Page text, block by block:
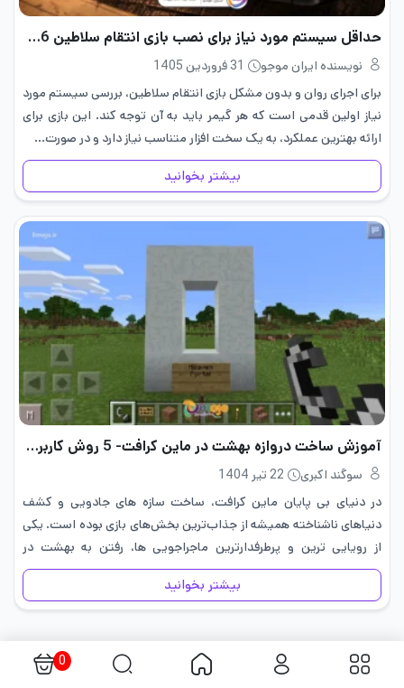
حداقل سیستم مورد نیاز برای نصب بازی انتقام سلاطین 2026
نویسنده ایران موجو
31 فروردین 1405
برای اجرای روان و بدون مشکل بازی انتقام سلاطین، بررسی سیستم مورد
نیاز اولین قدمی است که هر گیمر باید به آن توجه کند. این بازی برای
ارائه بهترین عملکرد، به یک سخت افزار متناسب نیاز دارد و در صورت…
بیشتر بخوانید
آموزش ساخت دروازه بهشت در ماین کرافت- 5 روش کاربردی
سوگند اکبری
22 تیر 1404
در دنیای بی پایان ماین کرافت، ساخت سازه های جادویی و کشف
دنیاهای ناشناخته همیشه از جذاب‌ترین بخش‌های بازی بوده است. یکی
از رویایی ترین و پرطرفدارترین ماجراجویی ها، رفتن به بهشت در
ماینکرافت است جایی متفاوت از دنیای جهنم،…
بیشتر بخوانید
نظر خود را ثبت کنید. (نشانی ایمیل شما منتشر نخواهد شد.)
0